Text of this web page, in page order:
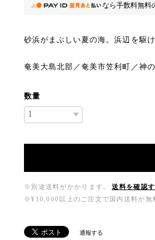
なら手数料無料
砂浜がまぶしい夏の海。浜辺を駆け
奄美大島北部／奄美市笠利町／神の
数量
※別途送料がかかります。
送料を確認す
※¥10,000以上のご注文で国内送料が無
通報する